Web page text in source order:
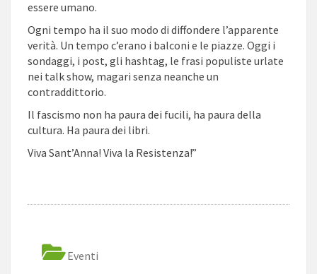
essere umano.
Ogni tempo ha il suo modo di diffondere l’apparente
verità. Un tempo c’erano i balconi e le piazze. Oggi i
sondaggi, i post, gli hashtag, le frasi populiste urlate
nei talk show, magari senza neanche un
contraddittorio.
Il fascismo non ha paura dei fucili, ha paura della
cultura. Ha paura dei libri.
Viva Sant’Anna! Viva la Resistenza!”
Eventi